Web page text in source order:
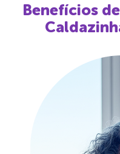
Benefícios